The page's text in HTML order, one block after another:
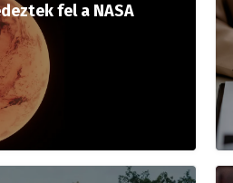
fel a NASA